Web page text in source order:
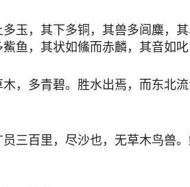
玉，其下多铜，其兽多闾麋，
鱼，其状如鯈而赤麟，其音如叱
，多青碧。胜水出焉，而东北
三百里，尽沙也，无草木鸟兽